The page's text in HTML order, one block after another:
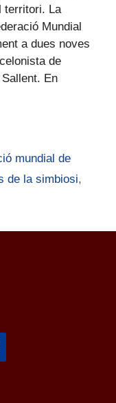
territori. La
Mundial
a dues noves
de
En
mundial de
de la simbiosi,